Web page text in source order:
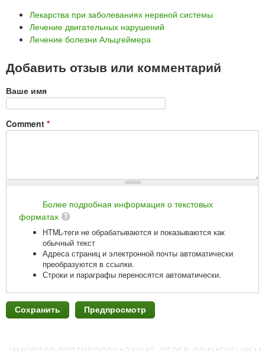
Лекарства при заболеваниях нервной системы
Лечение двигательных нарушений
Лечение болезни Альцгеймера
Добавить отзыв или комментарий
Ваше имя
Comment *
Более подробная информация о текстовых
форматах
HTML-теги не обрабатываются и показываются как
обычный текст
Адреса страниц и электронной почты автоматически
преобразуются в ссылки.
Строки и параграфы переносятся автоматически.